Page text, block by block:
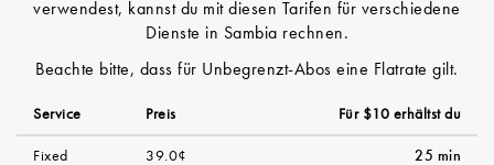
verwendest, kannst du mit diesen Tarifen für verschiedene
Dienste in Sambia rechnen.
Beachte bitte, dass für Unbegrenzt-Abos eine Flatrate gilt.
Service Preis Für $10 erhältst du
Fixed 39.0¢ 25 min